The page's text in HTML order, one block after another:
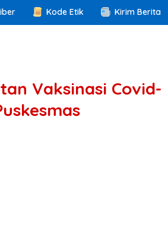
Kode Etik Kirim Berita
Vaksinasi Covid-